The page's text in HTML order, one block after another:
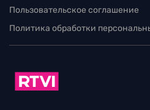
Пользовательское соглашение
Политика обработки